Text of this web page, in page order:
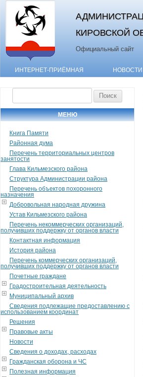
КИРОВСКОЙ
Официальный сайт
ИНТЕРНЕТ-ПРИЁМНАЯ НОВОСТИ
МЕНЮ
Книга Памяти
Районная дума
Перечень территориальных центров
занятости
Глава Кильмезского района
Структура Администрации района
Перечень объектов похоронного
назначения
Добровольная народная дружина
Устав Кильмезского района
Перечень некоммерческих организаций,
получивших поддержку от органов власти
Контактная информация
История района
Перечень коммерческих организаций,
получивших поддержку от органов власти
Почетные граждане
Градостроительная деятельность
Муниципальный архив
Сведения подлежащие предоставлению с
использованием координат
Решения
Правовые акты
Новости
Сведения о доходах, расходах
Гражданская оборона и ЧС
Полезная информация